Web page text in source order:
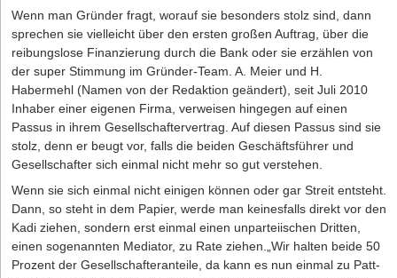
Beweissicherheitsgründen empfiehlt sich jedoch auch bei
unternehmerischen Kunden, ein ausdrückliches Einverständnis
durch Unterschrift oder „Häkchen setzen“ bei einem Online-
Geschäft einzuholen. Ferner gilt: Individuelle Absprachen mit dem
Kunden zum Vertrag haben immer Vorrang vor der Geltung von
AGB.
Wenn man Gründer fragt, worauf sie besonders stolz sind, dann
sprechen sie vielleicht über den ersten großen Auftrag, über die
reibungslose Finanzierung durch die Bank oder sie erzählen von
der super Stimmung im Gründer-Team. A. Meier und H.
Habermehl (Namen von der Redaktion geändert), seit Juli 2010
Inhaber einer eigenen Firma, verweisen hingegen auf einen
Passus in ihrem Gesellschaftervertrag. Auf diesen Passus sind sie
stolz, denn er beugt vor, falls die beiden Geschäftsführer und
Gesellschafter sich einmal nicht mehr so gut verstehen.
Wenn sie sich einmal nicht einigen können oder gar Streit entsteht.
Dann, so steht in dem Papier, werde man keinesfalls direkt vor den
Kadi ziehen, sondern erst einmal einen unparteiischen Dritten,
einen sogenannten Mediator, zu Rate ziehen.„Wir halten beide 50
Prozent der Gesellschafteranteile, da kann es nun einmal zu Patt-